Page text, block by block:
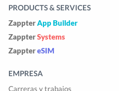
PRODUCTS & SERVICES
ZappterApp Builder
ZappterSystems
ZapptereSIM
EMPRESA
Carreras y trabajos